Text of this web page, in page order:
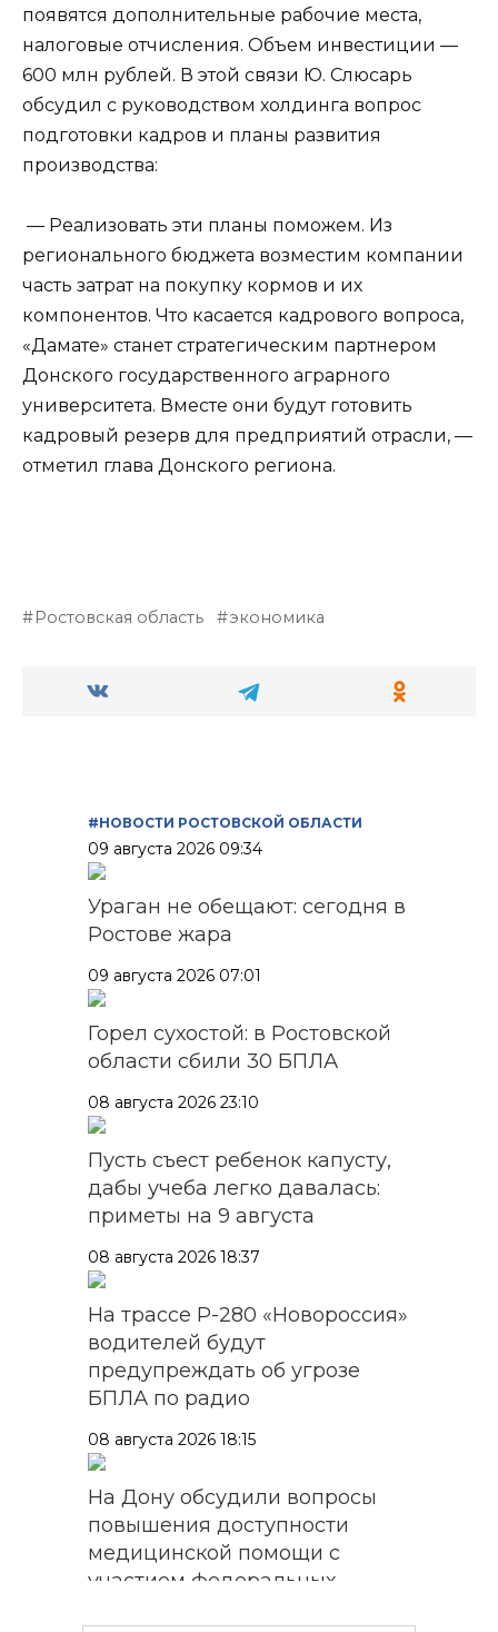
появятся дополнительные рабочие места,
налоговые отчисления. Объем инвестиции —
600 млн рублей. В этой связи Ю. Слюсарь
обсудил с руководством холдинга вопрос
подготовки кадров и планы развития
производства:
— Реализовать эти планы поможем. Из
регионального бюджета возместим компании
часть затрат на покупку кормов и их
компонентов. Что касается кадрового вопроса,
«Дамате» станет стратегическим партнером
Донского государственного аграрного
университета. Вместе они будут готовить
кадровый резерв для предприятий отрасли, —
отметил глава Донского региона.
Ростовская область экономика
#НОВОСТИ РОСТОВСКОЙ ОБЛАСТИ
09 августа 2026 09:34
Ураган не обещают: сегодня в
Ростове жара
09 августа 2026 07:01
Горел сухостой: в Ростовской
области сбили 30 БПЛА
08 августа 2026 23:10
Пусть съест ребенок капусту,
дабы учеба легко давалась:
приметы на 9 августа
08 августа 2026 18:37
На трассе Р-280 «Новороссия»
водителей будут
предупреждать об угрозе
БПЛА по радио
08 августа 2026 18:15
На Дону обсудили вопросы
повышения доступности
медицинской помощи с
участием федеральных